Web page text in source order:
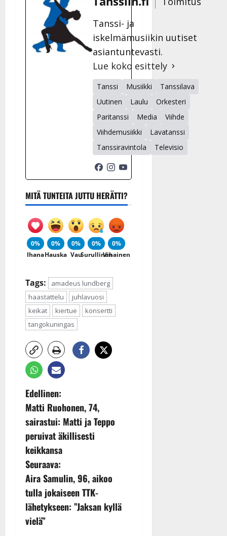
Tanssi- ja
iskelmämusiikin uutiset
asiantuntevasti.
Lue koko esittely
Tanssi Musiikki
Tanssilava
Uutinen
Laulu
Orkesteri
Paritanssi
Media
Viihde
Viihdemusiikki
Lavatanssi
Tanssiravintola
Televisio
MITÄ TUNTEITA JUTTU HERÄTTI?
0%
Ihana
0%
Hauska
0%
Vau
0%
Surullinen
0%
Vihainen
Tags:
amadeus lundberg
haastattelu
juhlavuosi
keikat
kiertue
konsertti
tangokuningas
P
o
s
t
n
a
v
Edellinen:
Matti Ruohonen, 74,
sairastui: Matti ja Teppo
peruivat äkillisesti
keikkansa
Seuraava:
Aira Samulin, 96, aikoo
tulla jokaiseen TTK-
lähetykseen: ”Jaksan kyllä
vielä”